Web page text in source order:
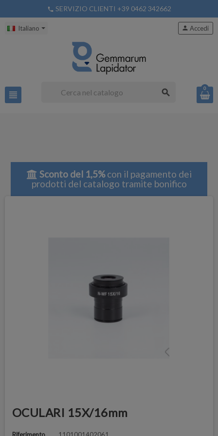
phone SERVIZIO CLIENTI +39 0462 342662
Italiano
view_headline search
person Accedi
0
Sconto del 1,5%con il pagamento dei
prodotti del catalogo tramite bonifico
OCULARI 15X/16mm